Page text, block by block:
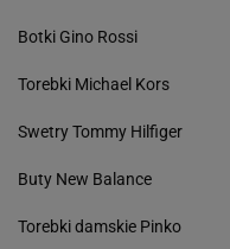
Botki Gino Rossi
Torebki Michael Kors
Swetry Tommy Hilfiger
Buty New Balance
Torebki damskie Pinko